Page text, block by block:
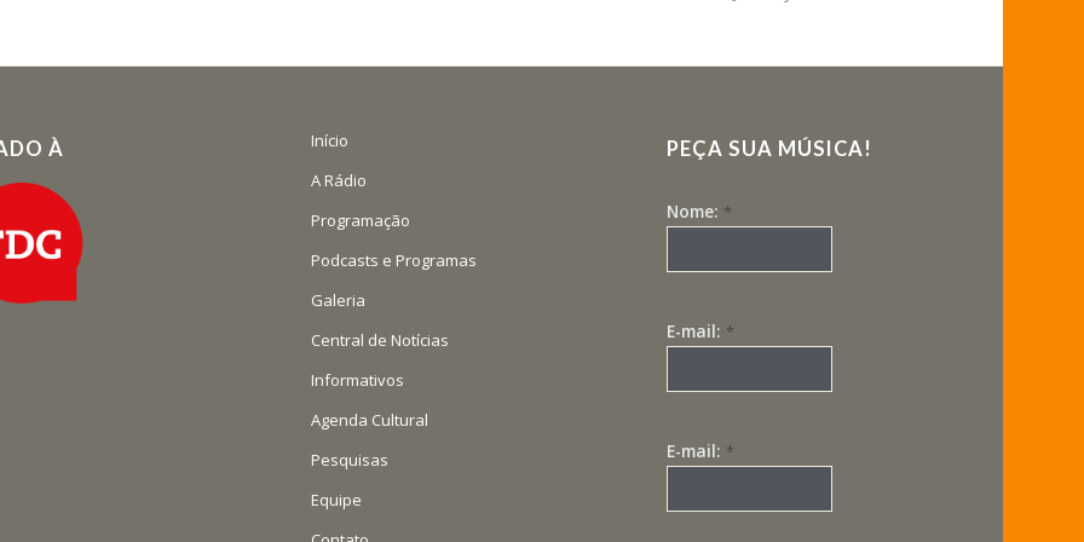
À
Início
A Rádio
Programação
Podcasts e Programas
Galeria
Central de Notícias
Informativos
Agenda Cultural
Pesquisas
Equipe
PEÇA SUA MÚSICA!
Nome: *
E-mail: *
E-mail: *